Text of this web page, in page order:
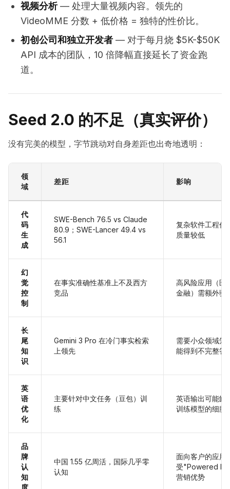
视频分析— 处理大量视频内容。领先的
VideoMME 分数 + 低价格 = 独特的性价比。
初创公司和独立开发者 — 对于每月烧 $5K-$50K
API 成本的团队，10 倍降幅直接延长了资金跑
道。
Seed 2.0 的不足（真实评价）
没有完美的模型，字节跳动对自身差距也出奇地透明：
领
域
差距 影响
代
码
生
成
SWE-Bench 76.5 vs Claude
80.9；SWE-Lancer 49.4 vs
56.1
复杂软件工程任
质量较低
幻
觉
控
制
在事实准确性基准上不及西方
竞品
高风险应用（医
金融）需额外验
长
尾
知
识
Gemini 3 Pro 在冷门事实检索
上领先
需要小众领域知
能得到不完整答
英
语
优
化
主要针对中文任务（豆包）训
练
英语输出可能缺
训练模型的细腻
品
牌
认
知
中国 1.55 亿周活，国际几乎零
认知
面向客户的应用
受"Powered by
营销优势